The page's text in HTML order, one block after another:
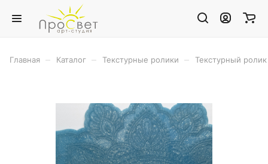
Главная Каталог Текстурные ролики Текстурный